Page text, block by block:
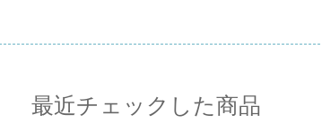
最近チェックした商品